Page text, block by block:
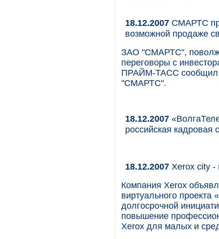
18.12.2007 СМАРТС
возможной продаже
ЗАО "СМАРТС",
переговоры с
ПРАЙМ-ТАСС сообщил
"СМАРТС".
18.12.2007
российская кадровая
18.12.2007 Xerox city -
Компания Xerox
виртуального проекта
долгосрочной
повышение
Xerox для малых и